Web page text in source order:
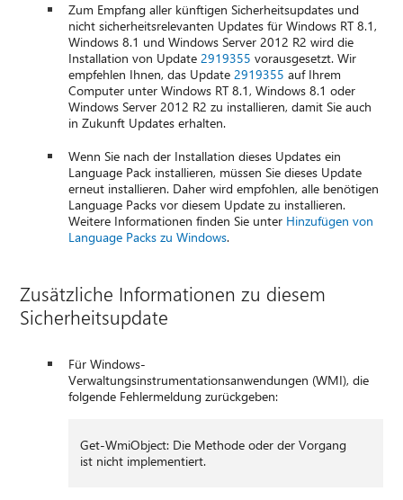
Zum Empfang aller künftigen Sicherheitsupdates und
nicht sicherheitsrelevanten Updates für Windows RT 8.1,
Windows 8.1 und Windows Server 2012 R2 wird die
Installation von Update2919355 vorausgesetzt. Wir
empfehlen Ihnen, das Update2919355 auf Ihrem
Computer unter Windows RT 8.1, Windows 8.1 oder
Windows Server 2012 R2 zu installieren, damit Sie auch
in Zukunft Updates erhalten.
Wenn Sie nach der Installation dieses Updates ein
Language Pack installieren, müssen Sie dieses Update
erneut installieren. Daher wird empfohlen, alle benötigen
Language Packs vor diesem Update zu installieren.
Weitere Informationen finden Sie unter Hinzufügen von
Language Packs zu Windows.
Zusätzliche Informationen zu diesem
Sicherheitsupdate
Für Windows-
Verwaltungsinstrumentationsanwendungen (WMI), die
folgende Fehlermeldung zurückgeben:
Get-WmiObject: Die Methode oder der Vorgang
ist nicht implementiert.